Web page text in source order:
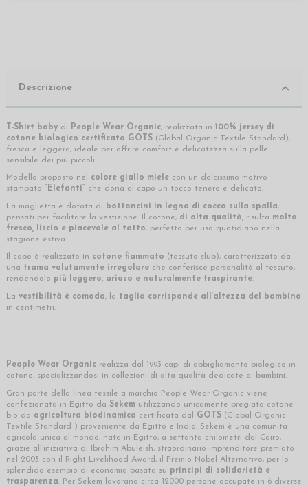
Descrizione
T-Shirt baby di People Wear Organic, realizzata in 100% jersey di
cotone biologico certificato GOTS (Global Organic Textile Standard),
fresca e leggera, ideale per offrire comfort e delicatezza sulla pelle
sensibile dei più piccoli.
Modello proposto nel colore giallo miele con un dolcissimo motivo
stampato
“Elefanti” che dona al capo un tocco tenero e delicato.
La maglietta è dotata di bottoncini in legno di cocco sulla spalla,
pensati per facilitare la vestizione. Il cotone, di alta qualità, risulta molto
fresco, liscio e piacevole al tatto, perfetto per uso quotidiano nella
stagione estiva.
Il capo è realizzato in cotone fiammato (tessuto slub), caratterizzato da
una trama volutamente irregolare che conferisce personalità al tessuto,
rendendolo più leggero, arioso e naturalmente traspirante.
La vestibilità è comoda; la taglia corrisponde all’altezza del bambino
in centimetri.
People Wear Organic realizza dal 1993 capi di abbigliamento biologico in
cotone, specializzandosi in collezioni di alta qualità dedicate ai bambini.
Gran parte della linea tessile a marchio People Wear Organic viene
confezionata in Egitto da Sekem utilizzando unicamente pregiato cotone
bio da agricoltura biodinamica certificata dal GOTS (Global Organic
Textile Standard ) proveniente da Egitto e India. Sekem è una comunità
agricola unica al mondo, nata in Egitto, a settanta chilometri dal Cairo,
grazie all’iniziativa di Ibrahim Abuleish, straordinario imprenditore premiato
nel 2003 con il Right Livelihood Award, il Premio Nobel Alternativo, per lo
splendido esempio di economia basata su principi di solidarietà e
trasparenza. Per Sekem lavorano circa 12000 persone occupate in 6 diverse